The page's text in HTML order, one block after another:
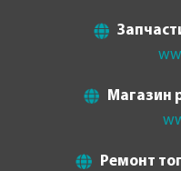
Магазин
Ремонт